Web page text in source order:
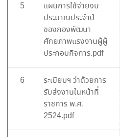
5
แผนการใช้จ่ายงบ
ประมาณประจำปี
ของกองพัฒนา
ศักยภาพแรงงานผู้ผู้
ประกอบกิจการ.pdf
6
ระเบียบฯ ว่าด้วยการ
รับส่งงานในหน้าที่
ราชการ พ.ศ.
2524.pdf